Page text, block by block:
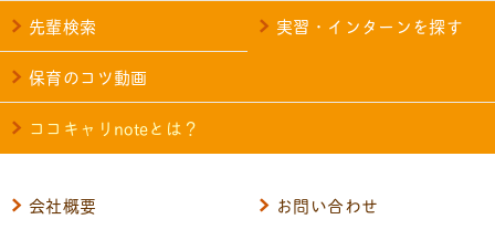
先輩検索
保育のコツ動画
実習・インターンを探す
ココキャリnoteとは？
会社概要 お問い合わせ